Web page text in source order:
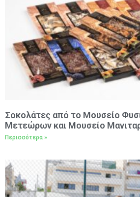
Σοκολάτες από το Μουσείο
Μετεώρων και Μουσείο
Περισσότερα »